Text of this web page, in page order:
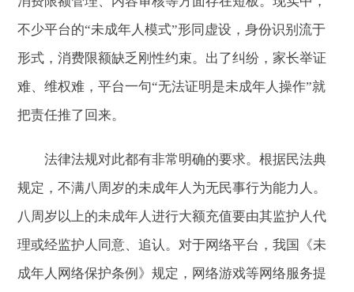
不少平台的“未成年人模式”形同虚设，身份识别流于
形式，消费限额缺乏刚性约束。出了纠纷，家长举证
难、维权难，平台一句“无法证明是未成年人操作”就
把责任推了回来。
法律法规对此都有非常明确的要求。根据民法典
规定，不满八周岁的未成年人为无民事行为能力人。
八周岁以上的未成年人进行大额充值要由其监护人代
理或经监护人同意、追认。对于网络平台，我国《未
成年人网络保护条例》规定，网络游戏等网络服务提